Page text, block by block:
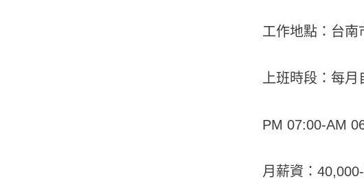
工作地點：台南
上班時段：每
PM 07:00-AM
月薪資：